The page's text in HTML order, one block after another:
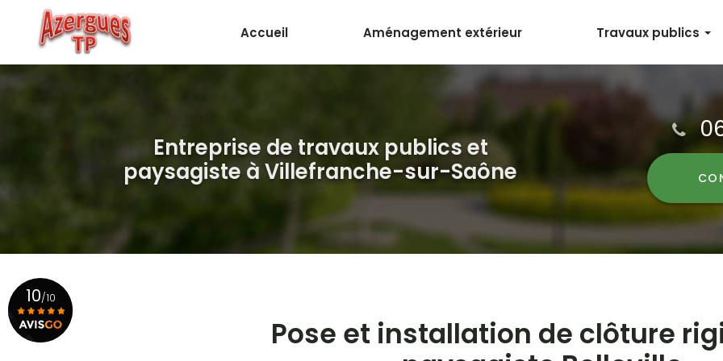
contenu
principal
Accueil Aménagement extérieur Travaux publics
Voirie et réseaux divers
Maçonnerie et génie civil
Transport & Location
Entreprise de travaux publics et
paysagiste à Villefranche-sur-Saône
10/10
Pose et installation de clôture